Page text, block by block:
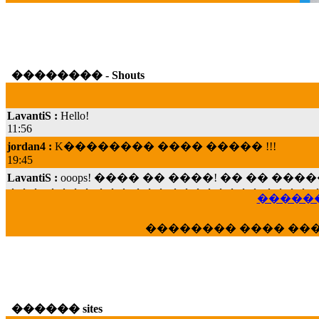
�������� - Shouts
11:56
jordan4 :K�������� ���� ����� !!!
19:45
LavantiS :ooops! ���� �� ����! �� ��
���; ���� ��� ��� �������� ����
veronica :E���� 2012 ��� ����� ���
�������� ����
������ sites